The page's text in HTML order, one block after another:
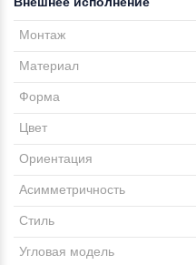
Монтаж
Материал
Форма
Цвет
Ориентация
Асимметричность
Стиль
Угловая модель